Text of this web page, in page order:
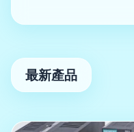
最新產品